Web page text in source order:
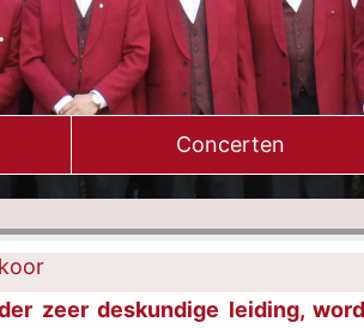
Concerten
zeer deskundige leiding,